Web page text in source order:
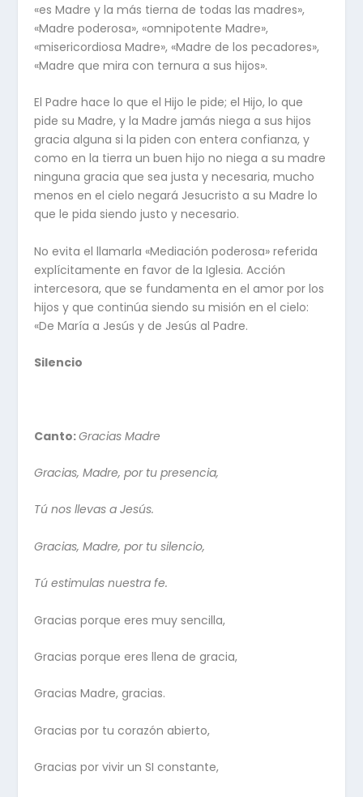
«es Madre y la más tierna de todas las madres»,
«Madre poderosa», «omnipotente Madre»,
«misericordiosa Madre», «Madre de los pecadores»,
«Madre que mira con ternura a sus hijos».
El Padre hace lo que el Hijo le pide; el Hijo, lo que
pide su Madre, y la Madre jamás niega a sus hijos
gracia alguna si la piden con entera confianza, y
como en la tierra un buen hijo no niega a su madre
ninguna gracia que sea justa y necesaria, mucho
menos en el cielo negará Jesucristo a su Madre lo
que le pida siendo justo y necesario.
No evita el llamarla «Mediación poderosa» referida
explícitamente en favor de la Iglesia. Acción
intercesora, que se fundamenta en el amor por los
hijos y que continúa siendo su misión en el cielo:
«De María a Jesús y de Jesús al Padre.
Silencio
Canto:Gracias Madre
Gracias, Madre, por tu presencia,
Tú nos llevas a Jesús.
Gracias, Madre, por tu silencio,
Tú estimulas nuestra fe.
Gracias porque eres muy sencilla,
Gracias porque eres llena de gracia,
Gracias Madre, gracias.
Gracias por tu corazón abierto,
Gracias por vivir un SI constante,